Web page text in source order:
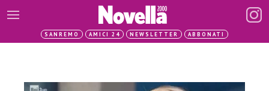
SANREMO AMICI 24 NEWSLETTER ABBONATI